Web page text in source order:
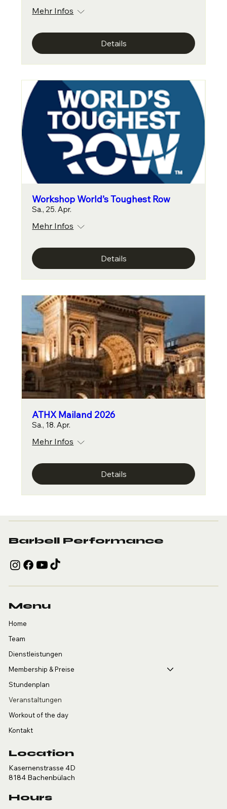
Mehr Infos
Details
Workshop World’s Toughest Row
Sa., 25. Apr.
Mehr Infos
Details
ATHX Mailand 2026
Sa., 18. Apr.
Mehr Infos
Details
Barbell Performance
Menu
Home
Team
Dienstleistungen
Membership & Preise
Stundenplan
Veranstaltungen
Workout of the day
Kontakt
Location
Kasernenstrasse 4D
8184 Bachenbülach
Hours